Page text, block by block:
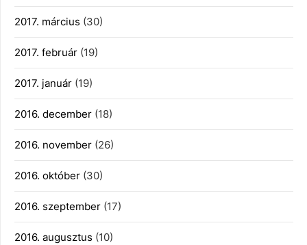
2017. március (30)
2017. február (19)
2017. január (19)
2016. december (18)
2016. november (26)
2016. október (30)
2016. szeptember (17)
2016. augusztus (10)